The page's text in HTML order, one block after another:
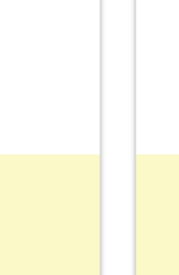
цена и